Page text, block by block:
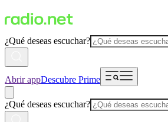
¿Qué deseas escuchar?
Abrir appDescubre Prime
¿Qué deseas escuchar?